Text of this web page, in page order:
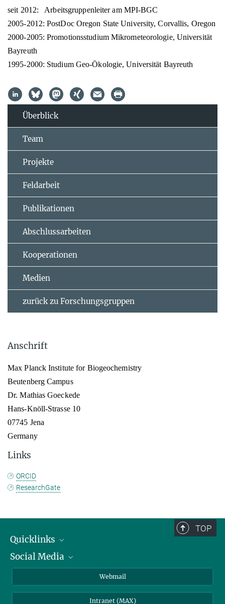
seit 2012: Arbeitsgruppenleiter am MPI-BGC
2005-2012: PostDoc Oregon State University, Corvallis, Oregon
2000-2005: Promotionsstudium Mikrometeorologie, Universität
Bayreuth
1995-2000: Studium Geo-Ökologie, Universität Bayreuth
Überblick
Team
Projekte
Feldarbeit
Publikationen
Abschlussarbeiten
Kooperationen
Medien
zurück zu Forschungsgruppen
Anschrift
Max Planck Institute for Biogeochemistry
Beutenberg Campus
Dr. Mathias Goeckede
Hans-Knöll-Strasse 10
07745 Jena
Germany
Links
ORCID
ResearchGate
TOP
Quicklinks
IMPRS Graduiertenschule
Social Media
BlueSky
Webmail
Intranet (MAX)